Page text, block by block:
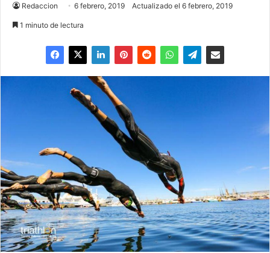
Redaccion 6 febrero, 2019 Actualizado el 6 febrero, 2019
1 minuto de lectura